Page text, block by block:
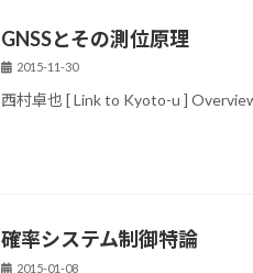
GNSSとその測位原理
2015-11-30
西村卓也 [ Link to Kyoto-u ]
確率システム制御特論
2015-01-08